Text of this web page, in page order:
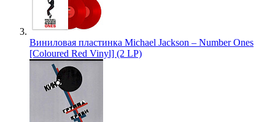
Виниловая пластинка Michael Jackson – Number Ones
[Coloured Red Vinyl] (2 LP)